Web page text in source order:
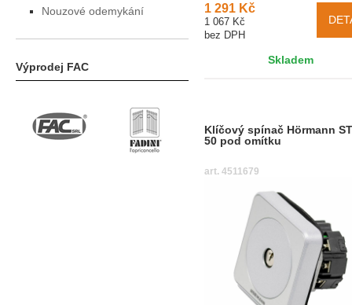
Nouzové odemykání
Výprodej FAC
1 291 Kč
1 067 Kč
bez DPH
Skladem
Klíčový spínač Hörmann
50 pod omítku
art. 4511679